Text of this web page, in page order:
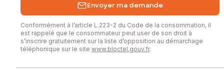
Envoyer ma demande
Conformément à l’article L.223-2 du Code de la consommation, il
est rappelé que le consommateur peut user de son droit à
s’inscrire gratuitement sur la liste d’opposition au démarchage
téléphonique sur le site www.bloctel.gouv.fr.